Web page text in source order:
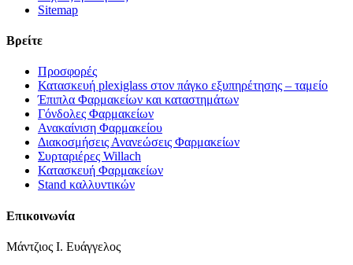
Sitemap
Βρείτε
Προσφορές
Κατασκευή plexiglass στον πάγκο εξυπηρέτησης – ταμείο
Έπιπλα Φαρμακείων και καταστημάτων
Γόνδολες Φαρμακείων
Ανακαίνιση Φαρμακείου
Διακοσμήσεις Ανανεώσεις Φαρμακείων
Συρταριέρες Willach
Κατασκευή Φαρμακείων
Stand καλλυντικών
Επικοινωνία
Μάντζιος Ι. Ευάγγελος